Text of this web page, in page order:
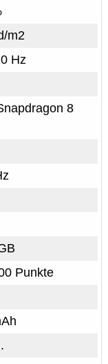
m2
Hz
8
Punkte